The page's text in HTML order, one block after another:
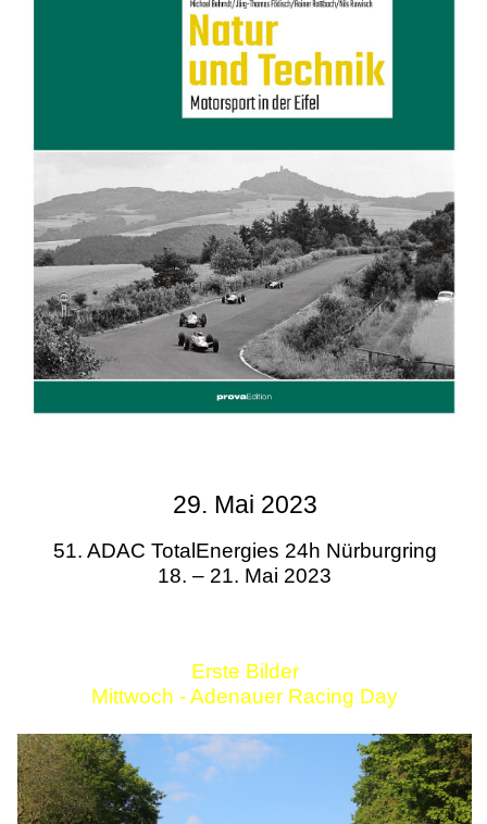
29. Mai 2023
51. ADAC TotalEnergies 24h Nürburgring
18. – 21. Mai 2023
Erste Bilder
Mittwoch - Adenauer Racing Day